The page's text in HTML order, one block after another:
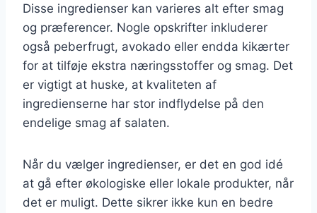
Disse ingredienser kan varieres alt efter smag
og præferencer. Nogle opskrifter inkluderer
også peberfrugt, avokado eller endda kikærter
for at tilføje ekstra næringsstoffer og smag. Det
er vigtigt at huske, at kvaliteten af
ingredienserne har stor indflydelse på den
endelige smag af salaten.
Når du vælger ingredienser, er det en god idé
at gå efter økologiske eller lokale produkter, når
det er muligt. Dette sikrer ikke kun en bedre